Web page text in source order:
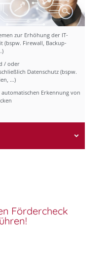
zur Erhöhung der IT-
(bspw. Firewall, Backup-
/ oder
Datenschutz (bspw.
…)
Erkennung von
Fördercheck